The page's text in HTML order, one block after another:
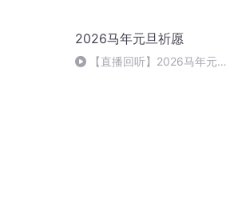
2026马年元旦祈愿
【直播回听】2026马年元旦